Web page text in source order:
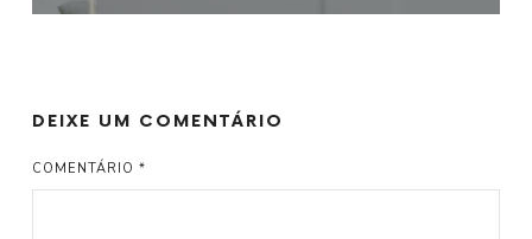
DEIXE UM COMENTÁRIO
COMENTÁRIO *